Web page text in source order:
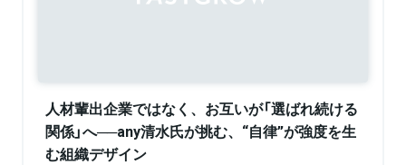
人材輩出企業ではなく、お互いが「選ばれ続ける
関係」へ──any清水氏が挑む、“自律”が強度を生
む組織デザイン